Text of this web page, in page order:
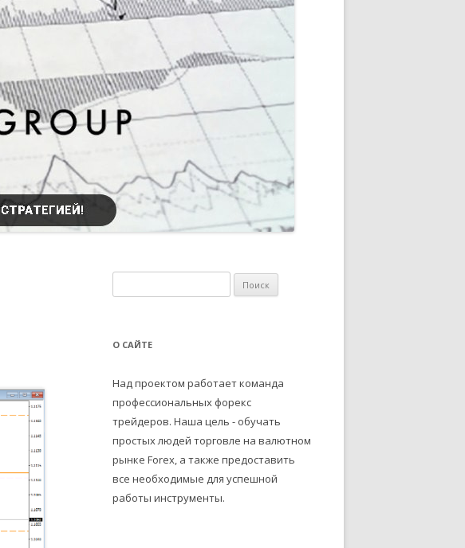
а
т
:
О САЙТЕ
Над проектом работает команда
профессиональных форекс
трейдеров. Наша цель - обучать
простых людей торговле на валютном
рынке Forex, а также предоставить
все необходимые для успешной
работы инструменты.